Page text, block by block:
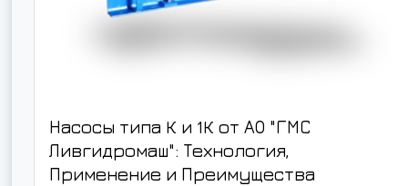
Насосы типа К и 1К от АО "ГМС
Ливгидромаш": Технология,
Применение и Преимущества